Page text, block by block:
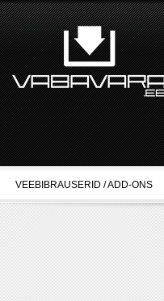
VEEBIBRAUSERID / ADD-ONS